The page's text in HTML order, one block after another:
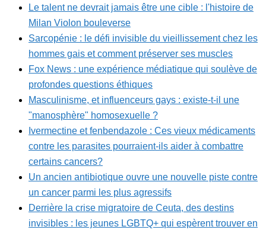
Le talent ne devrait jamais être une cible : l'histoire de
Milan Violon bouleverse
Sarcopénie : le défi invisible du vieillissement chez les
hommes gais et comment préserver ses muscles
Fox News : une expérience médiatique qui soulève de
profondes questions éthiques
Masculinisme, et influenceurs gays : existe-t-il une
"manosphère" homosexuelle ?
Ivermectine et fenbendazole : Ces vieux médicaments
contre les parasites pourraient-ils aider à combattre
certains cancers?
Un ancien antibiotique ouvre une nouvelle piste contre
un cancer parmi les plus agressifs
Derrière la crise migratoire de Ceuta, des destins
invisibles : les jeunes LGBTQ+ qui espèrent trouver en